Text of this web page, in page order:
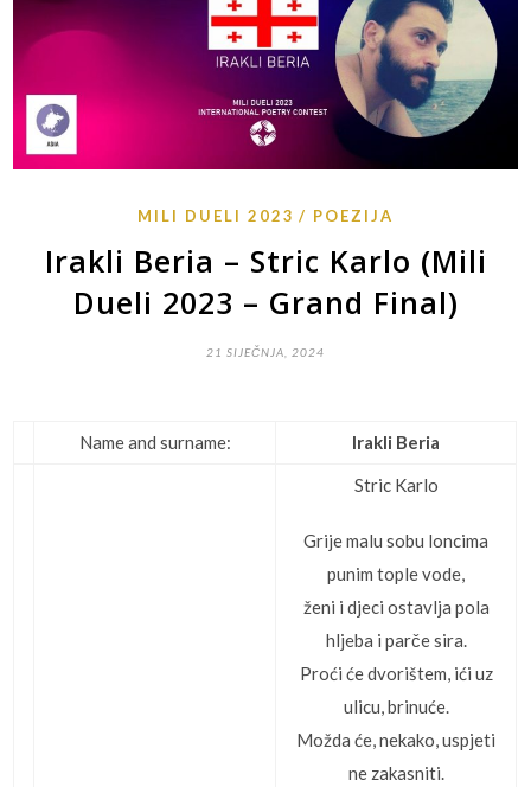
MILI DUELI 2023 POEZIJA
Irakli Beria – Stric Karlo (Mili
Dueli 2023 – Grand Final)
21 SIJEČNJA, 2024
Name and surname:
Irakli Beria
Stric Karlo
Grije malu sobu loncima
punim tople vode,
ženi i djeci ostavlja pola
hljeba i parče sira.
Proći će dvorištem, ići uz
ulicu, brinuće.
Možda će, nekako, uspjeti
ne zakasniti.